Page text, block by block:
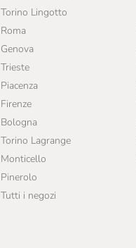
Torino Lingotto
Roma
Genova
Trieste
Piacenza
Firenze
Bologna
Torino Lagrange
Monticello
Pinerolo
Tutti i negozi